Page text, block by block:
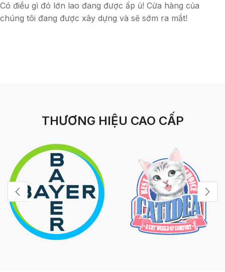
Có điều gì đó lớn lao đang được ấp ủ! Cửa hàng của
chúng tôi đang được xây dựng và sẽ sớm ra mắt!
THƯƠNG HIỆU CAO CẤP